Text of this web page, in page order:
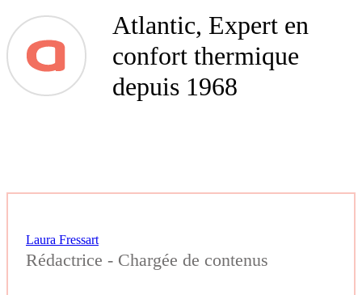
Atlantic, Expert en
confort thermique
depuis 1968
Laura Fressart
Rédactrice - Chargée de contenus